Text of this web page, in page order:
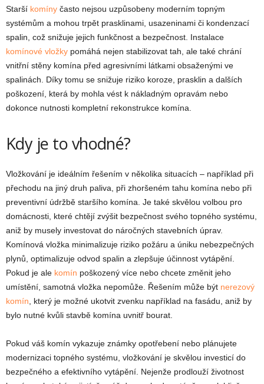
Starší komíny často nejsou uzpůsobeny moderním topným
systémům a mohou trpět prasklinami, usazeninami či kondenzací
spalin, což snižuje jejich funkčnost a bezpečnost. Instalace
komínové vložky pomáhá nejen stabilizovat tah, ale také chrání
vnitřní stěny komína před agresivními látkami obsaženými ve
spalinách. Díky tomu se snižuje riziko koroze, prasklin a dalších
poškození, která by mohla vést k nákladným opravám nebo
dokonce nutnosti kompletní rekonstrukce komína.
Kdy je to vhodné?
Vložkování je ideálním řešením v několika situacích – například při
přechodu na jiný druh paliva, při zhoršeném tahu komína nebo při
preventivní údržbě staršího komína. Je také skvělou volbou pro
domácnosti, které chtějí zvýšit bezpečnost svého topného systému,
aniž by musely investovat do náročných stavebních úprav.
Komínová vložka minimalizuje riziko požáru a úniku nebezpečných
plynů, optimalizuje odvod spalin a zlepšuje účinnost vytápění.
Pokud je ale komín poškozený více nebo chcete změnit jeho
umístění, samotná vložka nepomůže. Řešením může být nerezový
komín, který je možné ukotvit zvenku například na fasádu, aniž by
bylo nutné kvůli stavbě komína uvnitř bourat.
Pokud váš komín vykazuje známky opotřebení nebo plánujete
modernizaci topného systému, vložkování je skvělou investicí do
bezpečného a efektivního vytápění. Nejenže prodlouží životnost